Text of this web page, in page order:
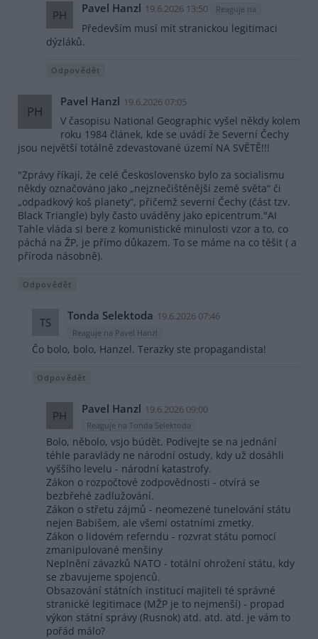
PH Pavel Hanzl 19.6.2026 13:50 Reaguje na
Především musí mít stranickou legitimaci
dýzláků.
Odpovědět
PH
Pavel Hanzl 19.6.2026 07:05
V časopisu National Geographic vyšel někdy kolem
roku 1984 článek, kde se uvádí že Severní Čechy
jsou největší totálně zdevastované území NA SVĚTĚ!!!
"Zprávy říkají, že celé Československo bylo za socialismu
někdy označováno jako „nejznečištěnější země světa“ či
„odpadkový koš planety“, přičemž severní Čechy (část tzv.
Black Triangle) byly často uváděny jako epicentrum."AI
Tahle vláda si bere z komunistické minulosti vzor a to, co
páchá na ŽP, je přímo důkazem. To se máme na co těšit ( a
příroda násobně).
Odpovědět
TS Tonda Selektoda 19.6.2026 07:46
Reaguje na Pavel Hanzl
Čo bolo, bolo, Hanzel. Terazky ste propagandista!
Odpovědět
PH Pavel Hanzl 19.6.2026 09:00
Reaguje na Tonda Selektoda
Bolo, něbolo, vsjo búdět. Podívejte se na jednání
téhle paravlády ne národní ostudy, kdy už dosáhli
vyššího levelu - národní katastrofy.
Zákon o rozpočtové zodpovědnosti - otvírá se
bezbřehé zadlužování.
Zákon o střetu zájmů - neomezené tunelování státu
nejen Babišem, ale všemi ostatními zmetky.
Zákon o lidovém referndu - rozvrat státu pomocí
zmanipulované menšiny
Neplnění závazků NATO - totální ohrožení státu, kdy
se zbavujeme spojenců.
Obsazování státních institucí majiteli té správné
stranické legitimace (MŽP je to nejmenší) - propad
výkon státní správy (Rusnok) atd. atd. atd. je vám to
pořád málo?